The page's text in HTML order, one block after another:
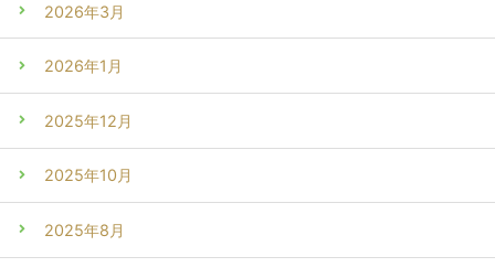
2026年3月
2026年1月
2025年12月
2025年10月
2025年8月